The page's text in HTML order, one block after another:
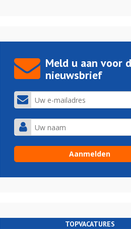
Meld u aan voor
nieuwsbrief
TOPVACATURES